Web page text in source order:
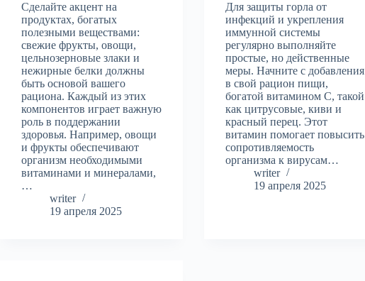
Сделайте акцент на
продуктах, богатых
полезными веществами:
свежие фрукты, овощи,
цельнозерновые злаки и
нежирные белки должны
быть основой вашего
рациона. Каждый из этих
компонентов играет важную
роль в поддержании
здоровья. Например, овощи
и фрукты обеспечивают
организм необходимыми
витаминами и минералами,
…
writer
19 апреля 2025
Для защиты горла от
инфекций и укрепления
иммунной системы
регулярно выполняйте
простые, но действенные
меры. Начните с добавления
в свой рацион пищи,
богатой витамином C, такой
как цитрусовые, киви и
красный перец. Этот
витамин помогает повысить
сопротивляемость
организма к вирусам…
writer
19 апреля 2025